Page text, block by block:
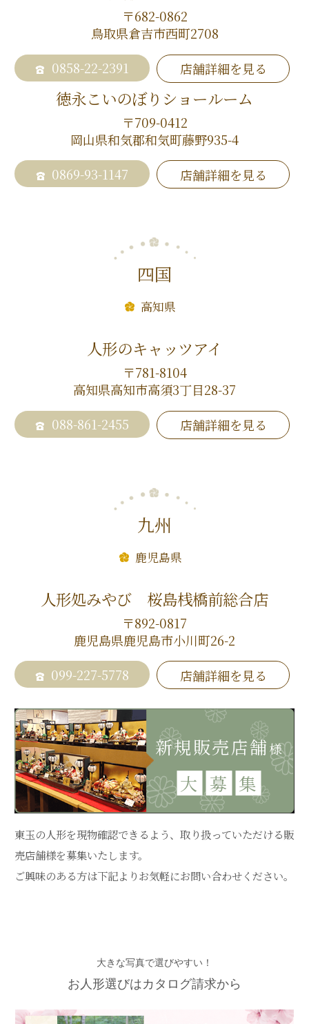
〒682-0862
鳥取県倉吉市西町2708
0858-22-2391
店舗詳細を見る
徳永こいのぼりショールーム
〒709-0412
岡山県和気郡和気町藤野935-4
0869-93-1147
店舗詳細を見る
四国
高知県
人形のキャッツアイ
〒781-8104
高知県高知市高須3丁目28-37
088-861-2455
店舗詳細を見る
九州
鹿児島県
人形処みやび 桜島桟橋前総合店
〒892-0817
鹿児島県鹿児島市小川町26-2
099-227-5778
店舗詳細を見る
新規販売店舗様
大 募 集
東玉の人形を現物確認できるよう、取り扱っていただける販
売店舗様を募集いたします。
ご興味のある方は下記よりお気軽にお問い合わせください。
大きな写真で選びやすい！
お人形選びはカタログ請求から